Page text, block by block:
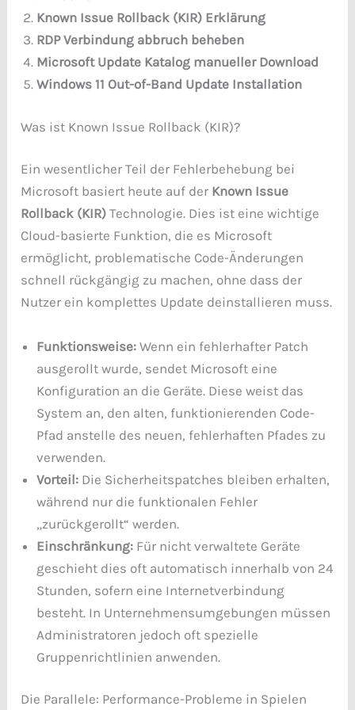
Known Issue Rollback (KIR) Erklärung
RDP Verbindung abbruch beheben
Microsoft Update Katalog manueller Download
Windows 11 Out-of-Band Update Installation
Was ist Known Issue Rollback (KIR)?
Ein wesentlicher Teil der Fehlerbehebung bei
Microsoft basiert heute auf der Known Issue
Rollback (KIR) Technologie. Dies ist eine wichtige
Cloud-basierte Funktion, die es Microsoft
ermöglicht, problematische Code-Änderungen
schnell rückgängig zu machen, ohne dass der
Nutzer ein komplettes Update deinstallieren muss.
Funktionsweise: Wenn ein fehlerhafter Patch
ausgerollt wurde, sendet Microsoft eine
Konfiguration an die Geräte. Diese weist das
System an, den alten, funktionierenden Code-
Pfad anstelle des neuen, fehlerhaften Pfades zu
verwenden.
Vorteil: Die Sicherheitspatches bleiben erhalten,
während nur die funktionalen Fehler
„zurückgerollt“ werden.
Einschränkung: Für nicht verwaltete Geräte
geschieht dies oft automatisch innerhalb von 24
Stunden, sofern eine Internetverbindung
besteht. In Unternehmensumgebungen müssen
Administratoren jedoch oft spezielle
Gruppenrichtlinien anwenden.
Die Parallele: Performance-Probleme in Spielen